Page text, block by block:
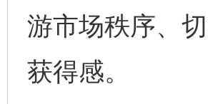
游市场秩序、
获得感。